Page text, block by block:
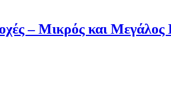
– Μικρός και Μεγάλος